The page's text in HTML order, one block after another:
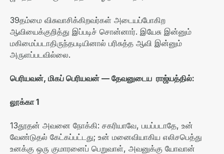
39தம்மை விசுவாசிக்கிறவர்கள் அடையப்போகிற
ஆவியைக்குறித்து இப்படிச் சொன்னார். இயேசு இன்னும்
மகிமைப்படாதிருந்தபடியினால் பரிசுத்த ஆவி இன்னும்
அருளப்படவில்லை.
பெரியவன், மிகப் பெரியவன் — தேவனுடைய ராஜ்யத்தில்:
லூக்கா1
13தூதன் அவனை நோக்கி: சகரியாவே, பயப்படாதே, உன்
வேண்டுதல் கேட்கப்பட்டது; உன் மனைவியாகிய எலிசபெத்து
உனக்கு ஒரு குமாரனைப் பெறுவாள், அவனுக்கு யோவான்